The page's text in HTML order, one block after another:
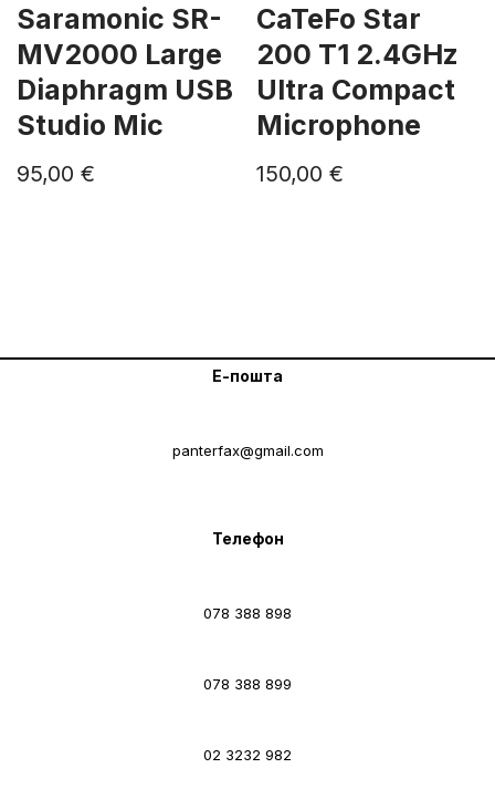
Saramonic SR-
MV2000 Large
Diaphragm USB
Studio Mic
95,00 €
CaTeFo Star
200 T1 2.4GHz
Ultra Compact
Microphone
150,00€
Е-пошта
panterfax@gmail.com
Телефон
078 388 898
078 388 899
02 3232 982